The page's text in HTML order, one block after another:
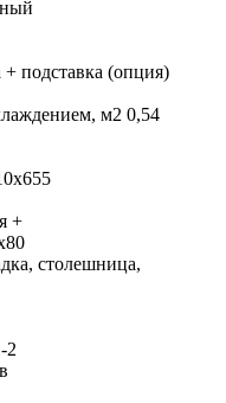
+ подставка (опция)
м2 0,54
+
столешница,
2